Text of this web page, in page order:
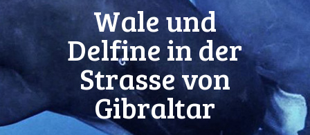
Wale und
Delfine in der
Strasse von
Gibraltar